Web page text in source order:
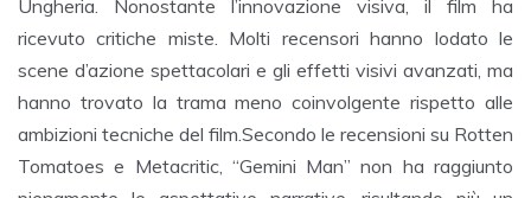
Ungheria. Nonostante l’innovazione visiva, il film ha
ricevuto critiche miste. Molti recensori hanno lodato le
scene d’azione spettacolari e gli effetti visivi avanzati, ma
hanno trovato la trama meno coinvolgente rispetto alle
ambizioni tecniche del film.Secondo le recensioni su Rotten
Tomatoes e Metacritic, “Gemini Man” non ha raggiunto